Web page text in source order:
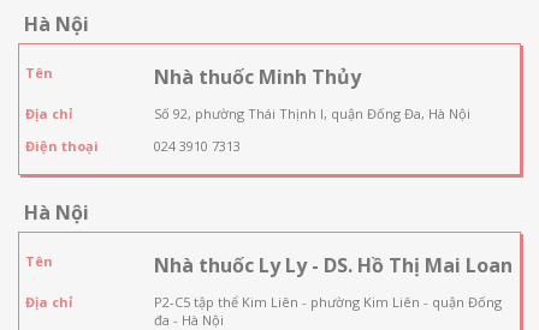
Hà Nội
Tên Nhà thuốc Minh Thủy
Địa chỉ
Số 92, phường Thái Thịnh I, quận Đống Đa, Hà Nội
Điện thoại
024 3910 7313
Hà Nội
Tên Nhà thuốc Ly Ly - DS. Hồ Thị Mai Loan
Địa chỉ
P2-C5 tập thể Kim Liên - phường Kim Liên - quận Đống
đa - Hà Nội